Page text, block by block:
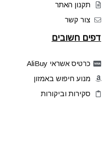
תקנון האתר
צור קשר
דפים חשובים
כרטיס אשראי AliBuy
מנוע חיפוש באמזון
סקירות וביקורות